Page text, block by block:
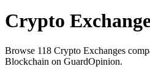
Crypto
Browse 118 Crypto Exchanges
Blockchain on GuardOpinion.